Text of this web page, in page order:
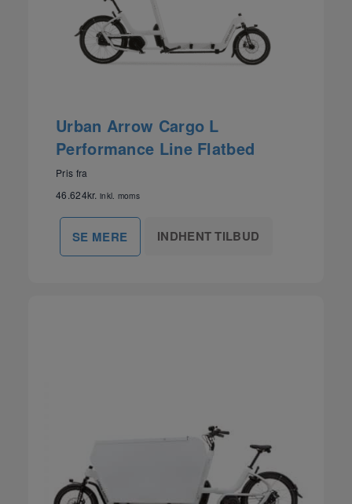
Urban Arrow Cargo L
Performance Line Flatbed
Pris fra
46.624kr. inkl. moms
SE MERE INDHENT TILBUD